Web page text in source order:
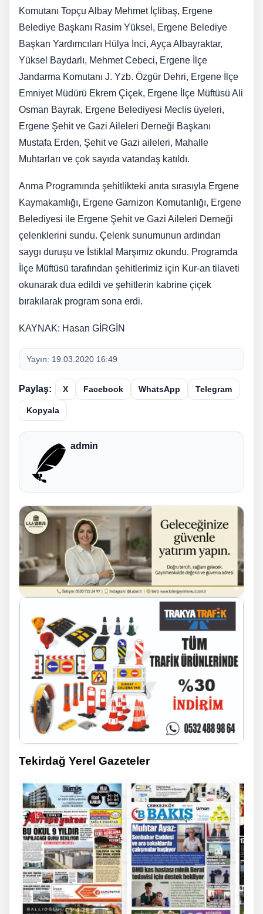
Komutanı Topçu Albay Mehmet İçlibaş, Ergene
Belediye Başkanı Rasim Yüksel, Ergene Belediye
Başkan Yardımcıları Hülya İnci, Ayça Albayraktar,
Yüksel Baydarlı, Mehmet Cebeci, Ergene İlçe
Jandarma Komutanı J. Yzb. Özgür Dehri, Ergene İlçe
Emniyet Müdürü Ekrem Çiçek, Ergene İlçe Müftüsü Ali
Osman Bayrak, Ergene Belediyesi Meclis üyeleri,
Ergene Şehit ve Gazi Aileleri Derneği Başkanı
Mustafa Erden, Şehit ve Gazi aileleri, Mahalle
Muhtarları ve çok sayıda vatandaş katıldı.
Anma Programında şehitlikteki anıta sırasıyla Ergene
Kaymakamlığı, Ergene Garnizon Komutanlığı, Ergene
Belediyesi ile Ergene Şehit ve Gazi Aileleri Derneği
çelenklerini sundu. Çelenk sunumunun ardından
saygı duruşu ve İstiklal Marşımız okundu. Programda
İlçe Müftüsü tarafından şehitlerimiz için Kur-an tilaveti
okunarak dua edildi ve şehitlerin kabrine çiçek
bırakılarak program sona erdi.
KAYNAK: Hasan GİRGİN
Yayın: 19.03.2020 16:49
Paylaş: X Facebook WhatsApp Telegram
Kopyala
admin
Tekirdağ Yerel Gazeteler